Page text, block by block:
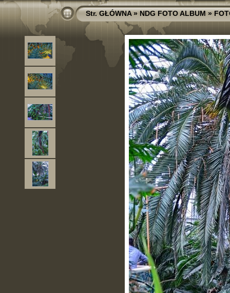
Str. GŁÓWNA»NDG FOTO ALBUM»